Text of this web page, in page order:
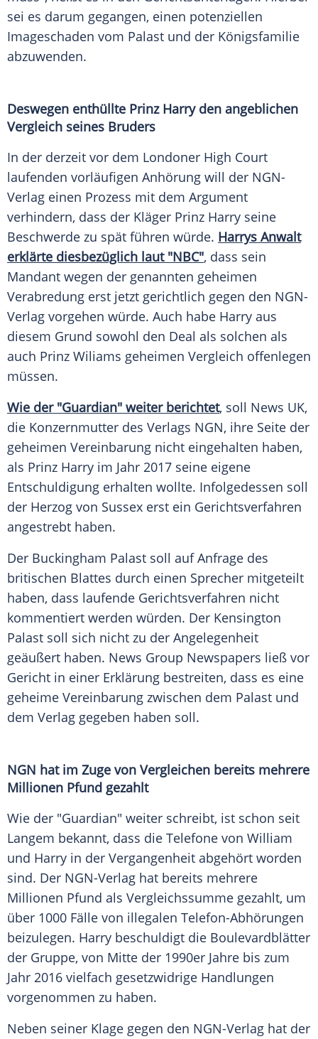
sei es darum gegangen, einen potenziellen
Imageschaden vom Palast und der Königsfamilie
abzuwenden.
Deswegen enthüllte Prinz Harry den angeblichen
Vergleich seines Bruders
In der derzeit vor dem Londoner High Court
laufenden vorläufigen Anhörung will der NGN-
Verlag einen Prozess mit dem Argument
verhindern, dass der Kläger Prinz Harry seine
Beschwerde zu spät führen würde. Harrys Anwalt
erklärte diesbezüglich laut "NBC", dass sein
Mandant wegen der genannten geheimen
Verabredung erst jetzt gerichtlich gegen den NGN-
Verlag vorgehen würde. Auch habe Harry aus
diesem Grund sowohl den Deal als solchen als
auch Prinz Wiliams geheimen Vergleich offenlegen
müssen.
Wie der "Guardian" weiter berichtet, soll News UK,
die Konzernmutter des Verlags NGN, ihre Seite der
geheimen Vereinbarung nicht eingehalten haben,
als Prinz Harry im Jahr 2017 seine eigene
Entschuldigung erhalten wollte. Infolgedessen soll
der Herzog von Sussex erst ein Gerichtsverfahren
angestrebt haben.
Der Buckingham Palast soll auf Anfrage des
britischen Blattes durch einen Sprecher mitgeteilt
haben, dass laufende Gerichtsverfahren nicht
kommentiert werden würden. Der Kensington
Palast soll sich nicht zu der Angelegenheit
geäußert haben. News Group Newspapers ließ vor
Gericht in einer Erklärung bestreiten, dass es eine
geheime Vereinbarung zwischen dem Palast und
dem Verlag gegeben haben soll.
NGN hat im Zuge von Vergleichen bereits mehrere
Millionen Pfund gezahlt
Wie der "Guardian" weiter schreibt, ist schon seit
Langem bekannt, dass die Telefone von William
und Harry in der Vergangenheit abgehört worden
sind. Der NGN-Verlag hat bereits mehrere
Millionen Pfund als Vergleichssumme gezahlt, um
über 1000 Fälle von illegalen Telefon-Abhörungen
beizulegen. Harry beschuldigt die Boulevardblätter
der Gruppe, von Mitte der 1990er Jahre bis zum
Jahr 2016 vielfach gesetzwidrige Handlungen
vorgenommen zu haben.
Neben seiner Klage gegen den NGN-Verlag hat der